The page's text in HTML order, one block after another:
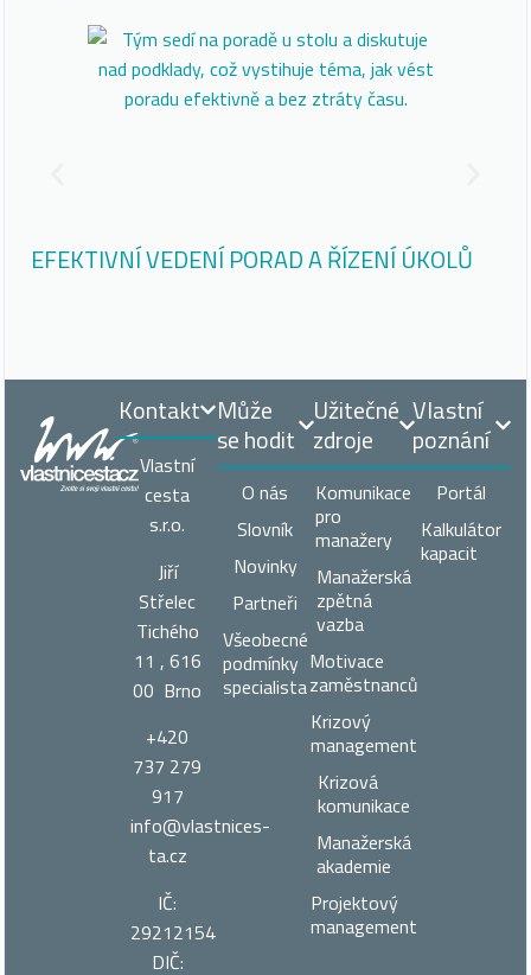
EFEKTIVNÍ VEDENÍ PORAD A ŘÍZENÍ ÚKOLŮ
Může
se hodit
O nás
Slovník
Novinky
Partneři
Všeobecné
podmínky
specialista
Užitečné
zdroje
Komunikace
pro
manažery
Manažerská
zpětná
vazba
Motivace
zaměstnanců
Krizový
management
Krizová
komunikace
Manažerská
akademie
Projektový
management
Vlastní
poznání
Portál
Kalkulátor
kapacit
Kontakt
Vlastní
cesta
s.r.o.
Jiří
Střelec
Tichého
11 , 616
00 Brno
+420
737 279
917
info@vlastnices­
ta.cz
IČ:
29212154
DIČ: